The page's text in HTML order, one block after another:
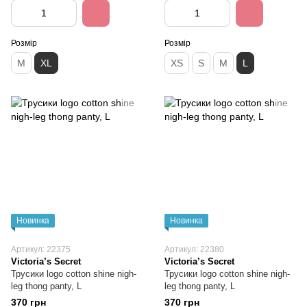
Розмір
M XL
Розмір
XS S M L
Новинка
Артикул: 22375
Victoria’s Secret
Трусики logo cotton shine nigh-
leg thong panty, L
370 грн
Новинка
Артикул: 22380
Victoria’s Secret
Трусики logo cotton shine nigh-
leg thong panty, L
370 грн